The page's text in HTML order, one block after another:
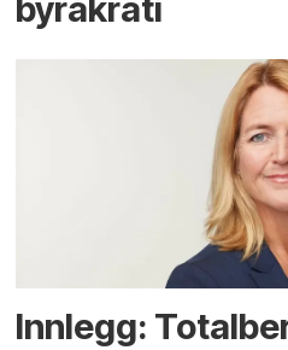
byråkrati
Innlegg: